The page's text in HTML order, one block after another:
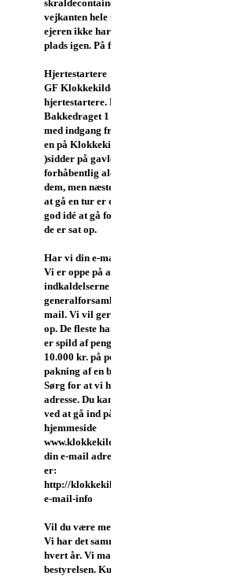
skraldecontainere, der står i
vejkanten hele ugen fordi
ejeren ikke har flyttet dem på
plads igen. På forhånd tak.
Hjertestartere
GF Klokkekilden har to
hjertestartere. En på
Bakkedraget 1 (i carporten
med indgang fra Vendevej) og
en på Klokkekildevej 64
)sidder på gavlen) . Du får
forhåbentlig aldrig brug for
dem, men næste gang du er ude
at gå en tur er det måske en
god idé at gå forbi og se hvor
de er sat op.
Har vi din e-mail adresse?
Vi er oppe på at 50% af
indkaldelserne til
generalforsamling sendes på
mail. Vi vil gerne endnu højere
op. De fleste har e-mail og det
er spild af penge at bruge op til
10.000 kr. på porto, tryk og
pakning af en brevudsendelse.
Sørg for at vi har din e-mail
adresse. Du kan sende den til os
ved at gå ind på vores
hjemmeside
www.klokkekilden.dk og sende
din e-mail adresse til os. Linket
er:
http://klokkekilden.dk/modtag-
e-mail-info
Vil du være med i bestyrelsen
Vi har det samme problem
hvert år. Vi mangler nyt blod i
bestyrelsen. Kun ganske få har